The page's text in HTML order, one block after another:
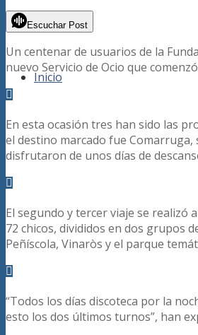
Inicio
Escuchar Post
Un centenar de usuarios de la
nuevo Servicio de Ocio que
En esta ocasión tres han sido las
el destino marcado fue
disfrutaron de unos días de
El segundo y tercer viaje se realizó
72 chicos, divididos en dos grupos
Peñíscola, Vinaròs y el parque
“Todos los días discoteca por la
esto los dos últimos turnos”, han